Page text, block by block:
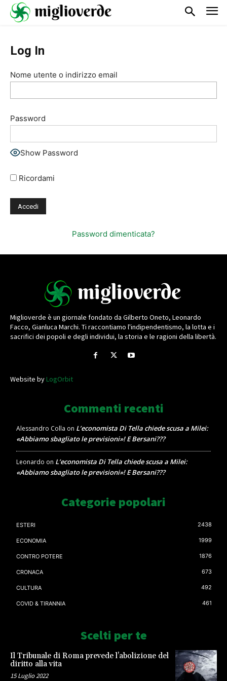
Log In
Nome utente o indirizzo email
Password
Show Password
Ricordami
Password dimenticata?
Miglioverde è un giornale fondato da Gilberto Oneto, Leonardo
Facco, Gianluca Marchi. Ti raccontiamo l'indipendentismo, la lotta e i
sacrifici dei popoli e degli individui, la storia e le ragioni della libertà.
Website byLogOrbit
Commenti recenti
Alessandro Colla on L’economista Di Tella chiede scusa a Milei:
«Abbiamo sbagliato le previsioni»! E Bersani???
Leonardo on L’economista Di Tella chiede scusa a Milei:
«Abbiamo sbagliato le previsioni»! E Bersani???
Categorie popolari
ESTERI 2438
ECONOMIA 1999
CONTRO POTERE 1876
CRONACA 673
CULTURA 492
COVID & TIRANNIA 461
Scelti per te
Il Tribunale di Roma prevede l’abolizione del
diritto alla vita
15 Luglio 2022